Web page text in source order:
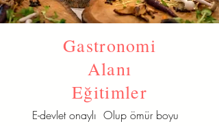
Gastronomi
Alanı
Eğitimler
E-devlet onaylı Olup ömür boyu